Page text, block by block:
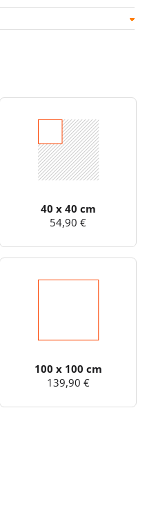
40 x 40 cm
54,90 €
100 x 100 cm
139,90 €